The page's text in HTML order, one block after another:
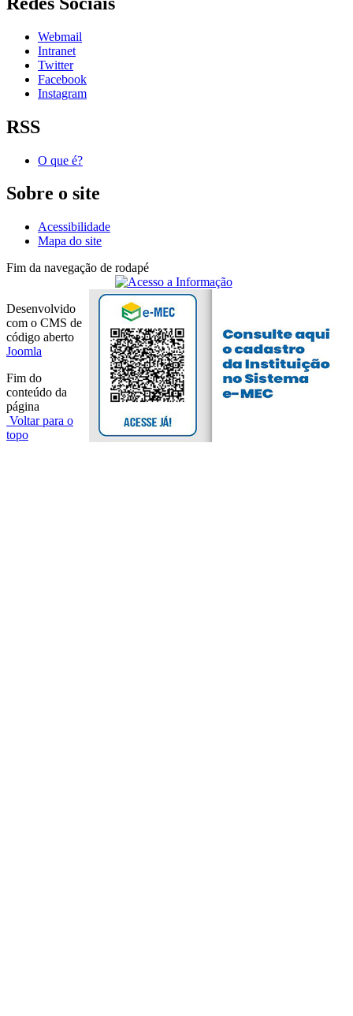
Webmail
Intranet
Twitter
Facebook
Instagram
RSS
O que é?
Sobre o site
Acessibilidade
Mapa do site
Fim da navegação de rodapé
Desenvolvido
com o CMS de
código aberto
Joomla
Fim do
conteúdo da
página
Voltar para o
topo